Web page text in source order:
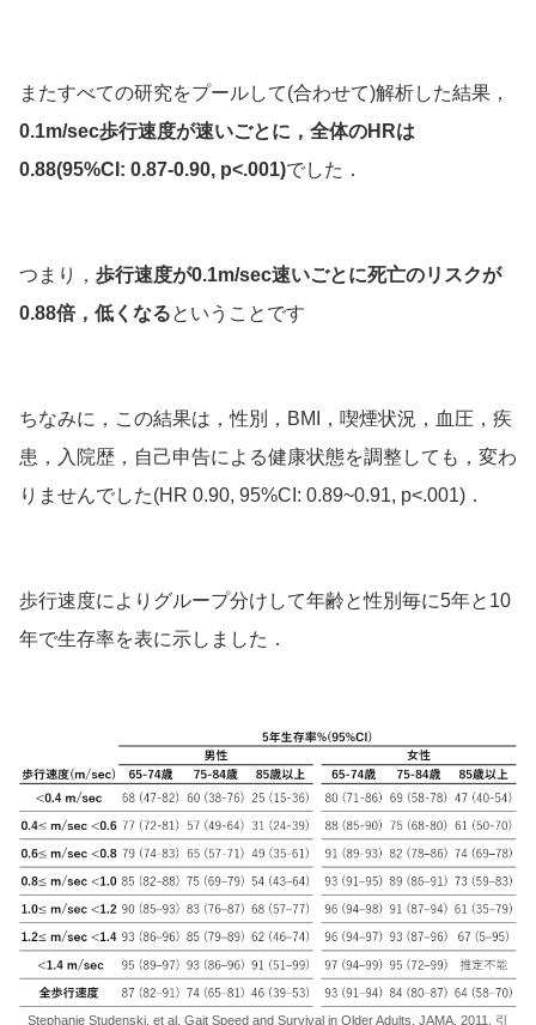
またすべての研究をプールして(合わせて)解析した結果，
0.1m/sec歩行速度が速いごとに，全体のHRは
0.88(95%CI: 0.87-0.90, p<.001)でした．
つまり， 歩行速度が0.1m/sec速いごとに死亡のリスクが
0.88倍，低くなるということです
ちなみに，この結果は，性別，BMI，喫煙状況，血圧，疾
患，入院歴，自己申告による健康状態を調整しても，変わ
りませんでした(HR 0.90, 95%CI: 0.89~0.91, p<.001) ．
歩行速度によりグループ分けして年齢と性別毎に5年と10
年で生存率を表に示しました．
Stephanie Studenski, et al. Gait Speed and Survival in Older Adults. JAMA. 2011. 引